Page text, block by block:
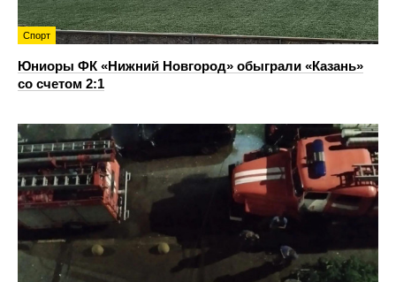
Спорт
Юниоры ФК «Нижний Новгород» обыграли «Казань»
со счетом 2:1